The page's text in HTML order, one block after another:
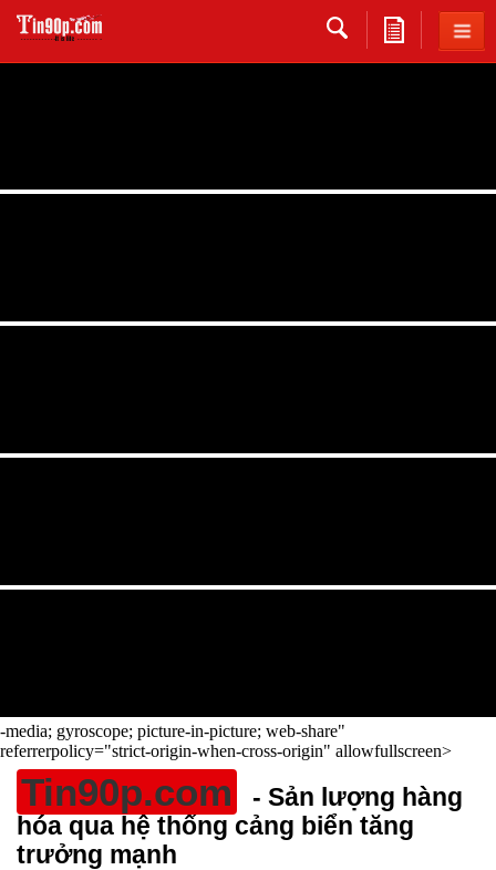
-media; gyroscope; picture-in-picture; web-share"
referrerpolicy="strict-origin-when-cross-origin" allowfullscreen>
Tin90p.com
- Sản lượng hàng
hóa qua hệ thống cảng biển tăng
trưởng mạnh